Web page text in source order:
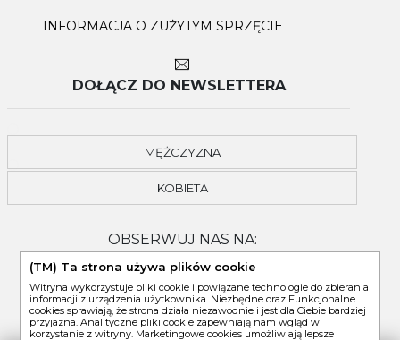
INFORMACJA O ZUŻYTYM SPRZĘCIE
DOŁĄCZ DO NEWSLETTERA
MĘŻCZYZNA
KOBIETA
OBSERWUJ NAS NA:
(TM) Ta strona używa plików cookie
Witryna wykorzystuje pliki cookie i powiązane technologie do zbierania
informacji z urządzenia użytkownika. Niezbędne oraz Funkcjonalne
cookies sprawiają, że strona działa niezawodnie i jest dla Ciebie bardziej
przyjazna. Analityczne pliki cookie zapewniają nam wgląd w
korzystanie z witryny. Marketingowe cookies umożliwiają lepsze